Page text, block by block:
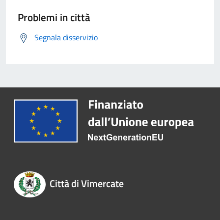
Problemi in città
Segnala disservizio
Città di Vimercate